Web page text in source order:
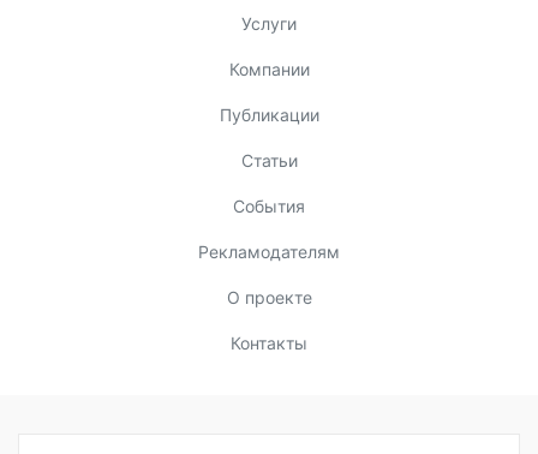
Услуги
Компании
Публикации
Статьи
События
Рекламодателям
О проекте
Контакты